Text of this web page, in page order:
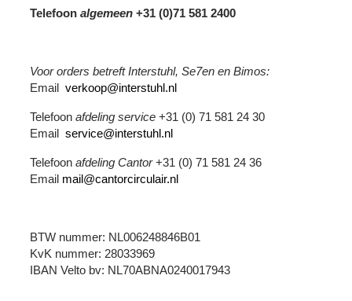
Telefoonalgemeen +31 (0)71 581 2400
Voor orders betreft Interstuhl, Se7en en Bimos:
Emailverkoop@interstuhl.nl
Telefoonafdeling service +31 (0) 71 581 24 30
Emailservice@interstuhl.nl
Telefoonafdeling Cantor+31 (0) 71 581 24 36
Email mail@cantorcirculair.nl
BTW nummer: NL006248846B01
KvK nummer: 28033969
IBAN Velto bv: NL70ABNA0240017943